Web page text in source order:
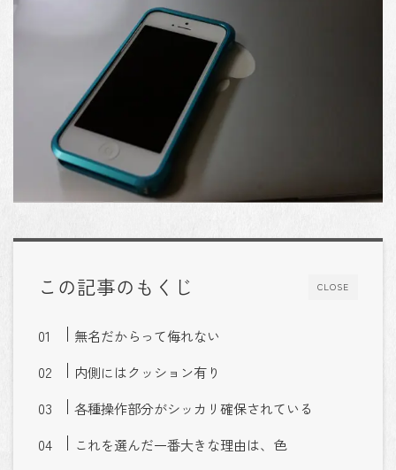
CLOSE
この記事のもくじ
無名だからって侮れない
内側にはクッション有り
各種操作部分がシッカリ確保されている
これを選んだ一番大きな理由は、色